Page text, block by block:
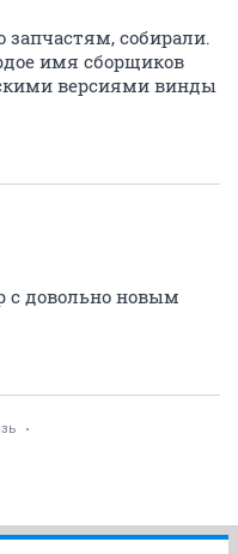
запчастям, собирали.
имя сборщиков
версиями винды
с довольно новым